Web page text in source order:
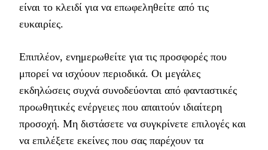
είναι το κλειδί για να επωφεληθείτε από τις
ευκαιρίες.
Επιπλέον, ενημερωθείτε για τις προσφορές που
μπορεί να ισχύουν περιοδικά. Οι μεγάλες
εκδηλώσεις συχνά συνοδεύονται από φανταστικές
προωθητικές ενέργειες που απαιτούν ιδιαίτερη
προσοχή. Μη διστάσετε να συγκρίνετε επιλογές και
να επιλέξετε εκείνες που σας παρέχουν τα